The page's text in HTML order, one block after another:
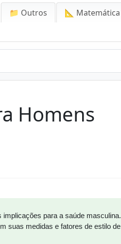
📁 Outros 📐 Matemática
Homens
para a saúde masculina.
suas medidas e fatores de estilo de